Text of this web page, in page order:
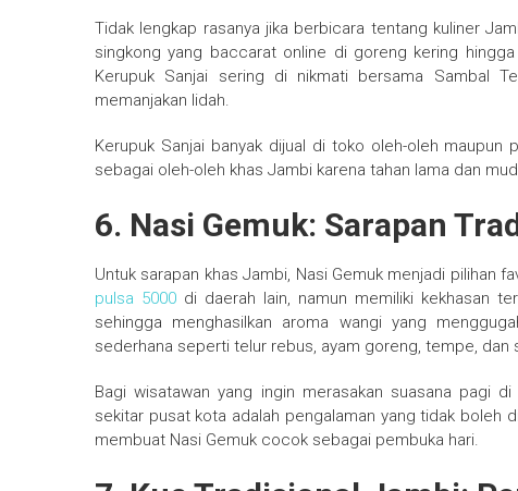
Tidak lengkap rasanya jika berbicara tentang kuliner
singkong yang baccarat online di goreng kering
Kerupuk Sanjai sering di nikmati bersama Sambal
memanjakan lidah.
Kerupuk Sanjai banyak dijual di toko oleh-oleh
sebagai oleh-oleh khas Jambi karena tahan lama dan
6. Nasi Gemuk: Sarapan
Untuk sarapan khas Jambi, Nasi Gemuk menjadi pilihan
pulsa 5000 di daerah lain, namun memiliki kekhasan
sehingga menghasilkan aroma wangi yang
sederhana seperti telur rebus, ayam goreng, tempe, dan
Bagi wisatawan yang ingin merasakan suasana pagi
sekitar pusat kota adalah pengalaman yang tidak boleh
membuat Nasi Gemuk cocok sebagai pembuka hari.